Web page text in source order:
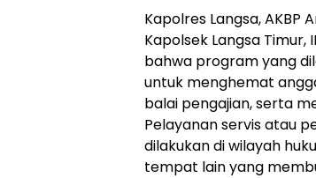
Kapolres Langsa, AKBP
Kapolsek Langsa Timur,
bahwa program yang
untuk menghemat
balai pengajian, serta
Pelayanan servis atau
dilakukan di wilayah
tempat lain yang